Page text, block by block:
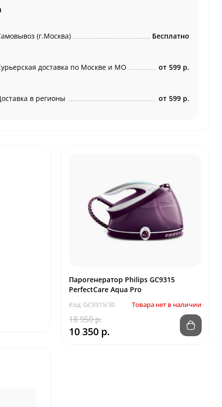
(г.Москва) Бесплатно
доставка по Москве и МО от 599 р.
в регионы от 599 р.
Парогенератор Philips GC9315
PerfectCare Aqua Pro
Код: GC9315/30 Товара нет в наличии
18 950 р.
10 350 р.